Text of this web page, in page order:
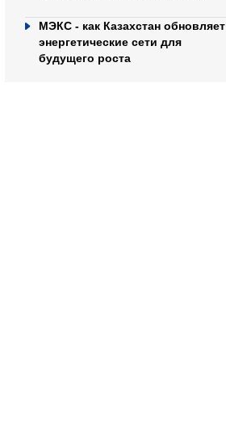
МЭКС - как Казахстан обновляет
энергетические сети для
будущего роста